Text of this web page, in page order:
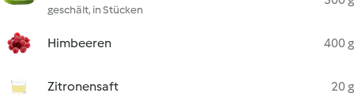
geschält, in Stücken
Himbeeren 400 g
Zitronensaft 20 g